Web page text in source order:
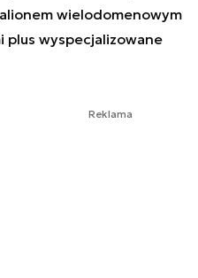
wielodomenowym
plus wyspecjalizowane
Reklama